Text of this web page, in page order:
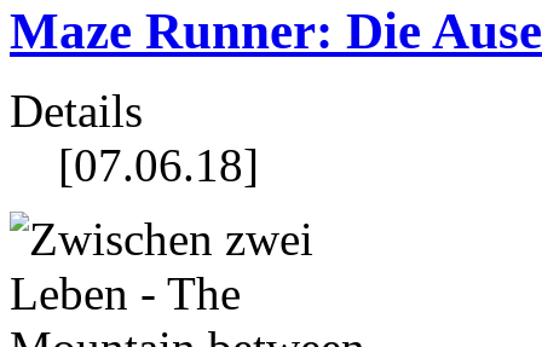
Maze Runner: Die
Details
[07.06.18]